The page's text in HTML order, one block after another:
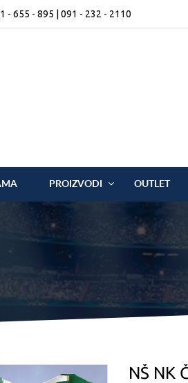
- 655 - 895 | 091 - 232 - 2110
PROIZVODI OUTLET
NŠ NK